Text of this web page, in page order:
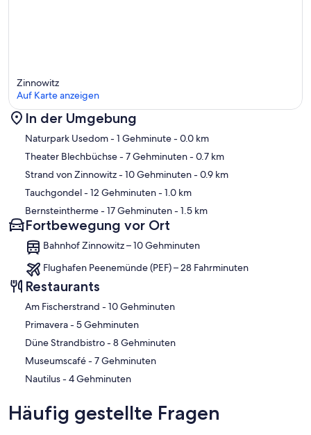
Karte
Zinnowitz
Auf Karte anzeigen
In der Umgebung
Naturpark Usedom- 1 Gehminute- 0.0 km
Theater Blechbüchse- 7 Gehminuten- 0.7 km
Strand von Zinnowitz- 10 Gehminuten- 0.9 km
Tauchgondel- 12 Gehminuten- 1.0 km
Bernsteintherme- 17 Gehminuten- 1.5 km
Fortbewegung vor Ort
Bahnhof Zinnowitz – 10 Gehminuten
Flughafen Peenemünde (PEF) – 28 Fahrminuten
Restaurants
‪Am Fischerstrand - ‬10 Gehminuten
‪Primavera - ‬5 Gehminuten
‪Düne Strandbistro - ‬8 Gehminuten
‪Museumscafé - ‬7 Gehminuten
‪Nautilus - ‬4 Gehminuten
Häufig gestellte Fragen